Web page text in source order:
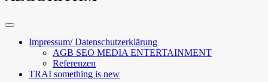
Impressum/ Datenschutzerklärung
AGB SEO MEDIA ENTERTAINMENT
Referenzen
TRAI something is new